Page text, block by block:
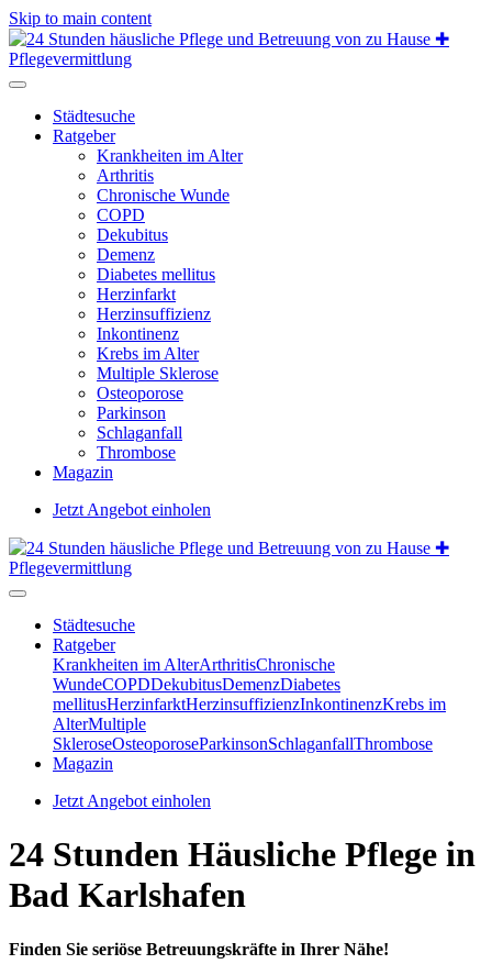
Skip to main content
Städtesuche
Ratgeber
Krankheiten im Alter
Arthritis
Chronische Wunde
COPD
Dekubitus
Demenz
Diabetes mellitus
Herzinfarkt
Herzinsuffizienz
Inkontinenz
Krebs im Alter
Multiple Sklerose
Osteoporose
Parkinson
Schlaganfall
Thrombose
Magazin
Jetzt Angebot einholen
Städtesuche
Ratgeber
Krankheiten im AlterArthritisChronische
WundeCOPDDekubitusDemenzDiabetes
mellitusHerzinfarktHerzinsuffizienzInkontinenzKrebs im
AlterMultiple
SkleroseOsteoporoseParkinsonSchlaganfallThrombose
Magazin
Jetzt Angebot einholen
24 Stunden Häusliche Pflege in
Bad Karlshafen
Finden Sie seriöse Betreuungskräfte in Ihrer Nähe!